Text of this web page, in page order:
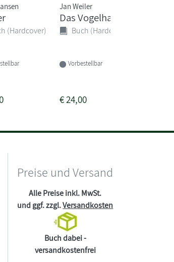
(Hardcover)
Jan Weiler
Das Vogelhaus
Buch (Hardcover)
Vorbestellbar
€24,00
Preise und Versand
Alle Preise inkl. MwSt.
und ggf. zzgl.Versandkosten
Buch dabei -
versandkostenfrei